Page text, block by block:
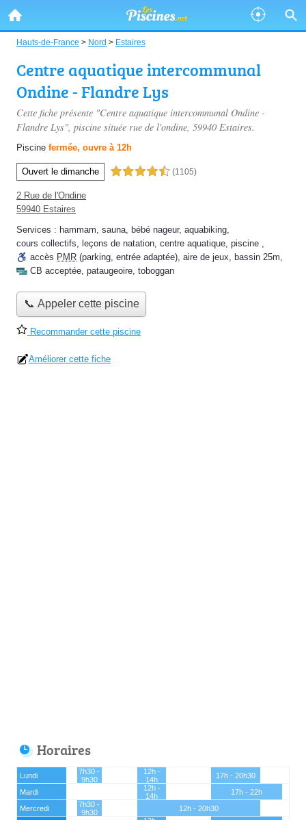
Hauts-de-France > Nord > Estaires
Centre aquatique intercommunal
Ondine - Flandre Lys
Cette fiche présente "Centre aquatique intercommunal Ondine -
Flandre Lys", piscine située rue de l'ondine, 59940 Estaires.
Piscine fermée, ouvre à 12h
Ouvert le dimanche 4,5 étoiles sur 5 (1105)
2 Rue de l'Ondine
59940 Estaires
Services : hammam, sauna, bébé nageur, aquabiking,
cours collectifs, leçons de natation, centre aquatique, piscine ,
accès PMR (parking, entrée adaptée), aire de jeux, bassin 25m,
CB acceptée, pataugeoire, toboggan
📞 Appeler cette piscine
Recommander cette piscine
Améliorer cette fiche
Horaires
Lundi
7h30 -
9h30
12h -
14h
17h - 20h30
Mardi
12h -
14h
17h - 22h
Mercredi
7h30 -
9h30
12h - 20h30